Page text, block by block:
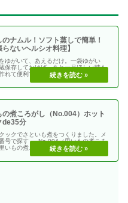
のナムル！ソフト蒸しで簡単！
らないヘルシオ料理】
ゆがいて、あえるだけ。一袋ゆがい
保存しておけば、あと一品ほしい時も
れて便利です。もやしのナムル「ソフ
」70℃→・・
の煮ころがし（No.004）ホット
de35分
ックでさといも煮をつくりました。メ
号で探す → No.004（里いもの煮ころ
いもの煮ころがし＜材料 ２人分＞冷